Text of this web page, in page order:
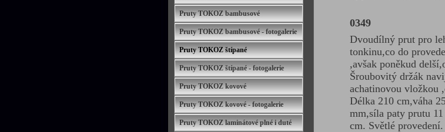
0349
Dvoudílný prut pro
tonkinu,co do
,avšak poněkud
Šroubovitý držák
achatinovou vložkou
Délka 210 cm,váha
mm,síla paty prutu
cm. Světlé
Pruty TOKOZ bambusové
Pruty TOKOZ bambusové - fotogalerie
Pruty TOKOZ štípané
Pruty TOKOZ štípané - fotogalerie
Pruty TOKOZ kovové
Pruty TOKOZ kovové - fotogalerie
Pruty TOKOZ laminátové plné i duté